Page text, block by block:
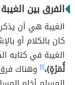
الفرق بين
الغيبة هي أن
كان بالكلام أو
الغيبة في كتابه
لُّمَزَةٍ)،[١] وهناك